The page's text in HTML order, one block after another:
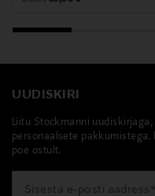
UUDISKIRI
Liitu Stockmanni
personaalsete pakkumistega.
poe ostult.